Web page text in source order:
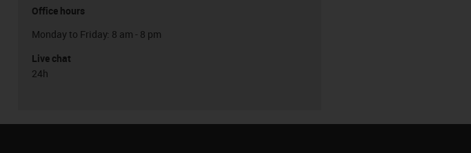
Office hours
Monday to Friday: 8 am - 8 pm
Live chat
24h